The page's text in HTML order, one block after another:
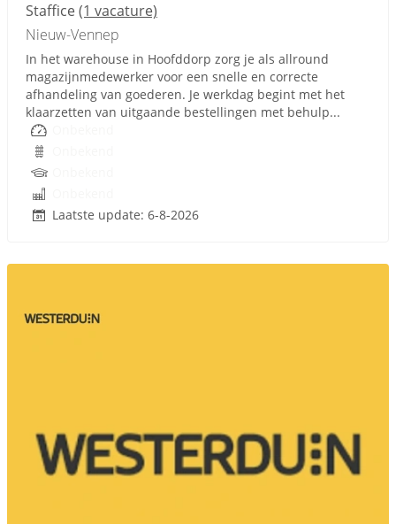
Staffice(1 vacature)
Nieuw-Vennep
In het warehouse in Hoofddorp zorg je als allround
magazijnmedewerker voor een snelle en correcte
afhandeling van goederen. Je werkdag begint met het
klaarzetten van uitgaande bestellingen met behulp...
Laatste update: 6-8-2026